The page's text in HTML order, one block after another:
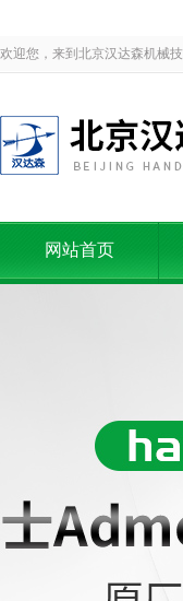
欢迎您，来到北京汉达森机械
网站首页